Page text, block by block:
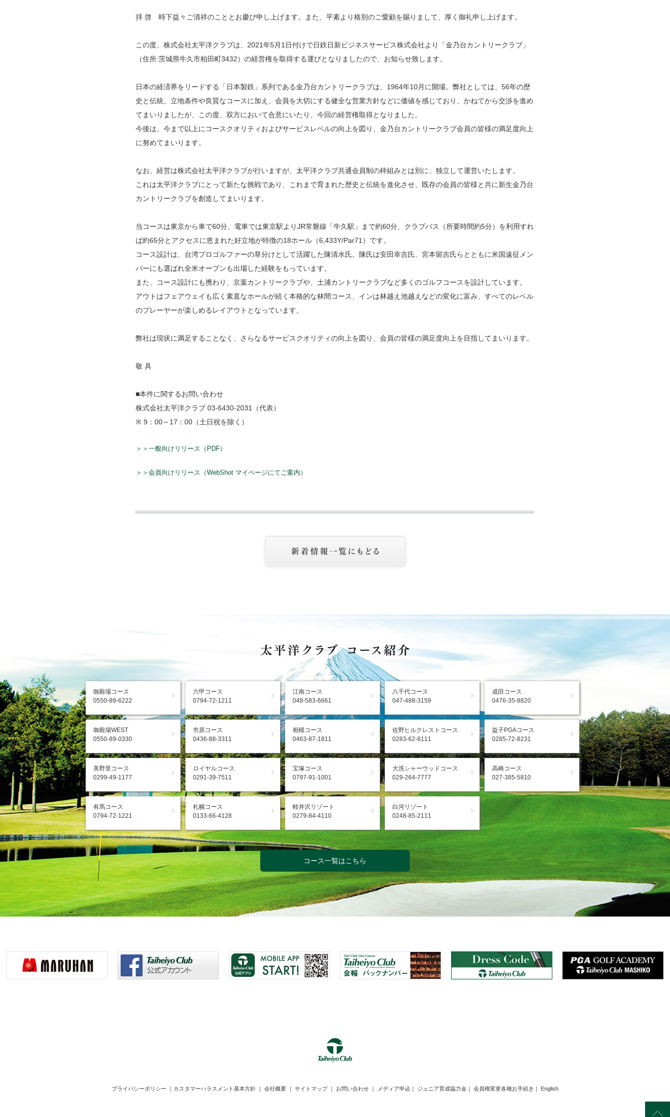
拝 啓 時下益々ご清祥のこととお慶び申し上げます。また、平素より格別のご愛顧を賜りまして、厚く御礼申し上げます。
この度、株式会社太平洋クラブは、2021年5月1日付けで日鉄日新ビジネスサービス株式会社より「金乃台カントリークラブ」
（住所:茨城県牛久市柏田町3432）の経営権を取得する運びとなりましたので、お知らせ致します。
日本の経済界をリードする「日本製鉄」系列である金乃台カントリークラブは、1964年10月に開場。弊社としては、56年の歴
史と伝統、立地条件や良質なコースに加え、会員を大切にする健全な営業方針などに価値を感じており、かねてから交渉を進め
てまいりましたが、この度、双方において合意にいたり、今回の経営権取得となりました。
今後は、今まで以上にコースクオリティおよびサービスレベルの向上を図り、金乃台カントリークラブ会員の皆様の満足度向上
に努めてまいります。
なお、経営は株式会社太平洋クラブが行いますが、太平洋クラブ共通会員制の枠組みとは別に、独立して運営いたします。
これは太平洋クラブにとって新たな挑戦であり、これまで育まれた歴史と伝統を進化させ、既存の会員の皆様と共に新生金乃台
カントリークラブを創造してまいります。
当コースは東京から車で60分、電車では東京駅よりJR常磐線「牛久駅」まで約60分、クラブバス（所要時間約5分）を利用すれ
ば約65分とアクセスに恵まれた好立地が特徴の18ホール（6,433Y/Par71）です。
コース設計は、台湾プロゴルファーの草分けとして活躍した陳清水氏。陳氏は安田幸吉氏、宮本留吉氏らとともに米国遠征メン
バーにも選ばれ全米オープンも出場した経験をもっています。
また、コース設計にも携わり、京葉カントリークラブや、土浦カントリークラブなど多くのゴルフコースを設計しています。
アウトはフェアウェイも広く素直なホールが続く本格的な林間コース、インは林越え池越えなどの変化に富み、すべてのレベル
のプレーヤーが楽しめるレイアウトとなっています。
弊社は現状に満足することなく、さらなるサービスクオリティの向上を図り、会員の皆様の満足度向上を目指してまいります。
敬 具
■本件に関するお問い合わせ
株式会社太平洋クラブ 03-6430-2031（代表）
※ 9：00～17：00（土日祝を除く）
＞＞一般向けリリース（PDF）
＞＞会員向けリリース（WebShot マイページにてご案内）
御殿場コース
0550-89-6222
六甲コース
0794-72-1211
江南コース
048-583-6661
八千代コース
047-488-3159
成田コース
0476-35-8820
御殿場WEST
0550-89-0330
市原コース
0436-88-3311
相模コース
0463-87-1811
佐野ヒルクレストコース
0283-62-8111
益子PGAコース
0285-72-8231
美野里コース
0299-49-1177
ロイヤルコース
0291-39-7511
宝塚コース
0797-91-1001
大洗シャーウッドコース
029-264-7777
高崎コース
027-385-5810
有馬コース
0794-72-1221
札幌コース
0133-66-4128
軽井沢リゾート
0279-84-4110
白河リゾート
0248-85-2111
コース一覧はこちら
プライバシーポリシー ｜ カスタマーハラスメント基本方針 ｜ 会社概要 ｜ サイトマップ｜ お問い合わせ ｜ メディア申込 ｜ ジュニア育成協力金 ｜ 会員権変更各種お手続き ｜ English